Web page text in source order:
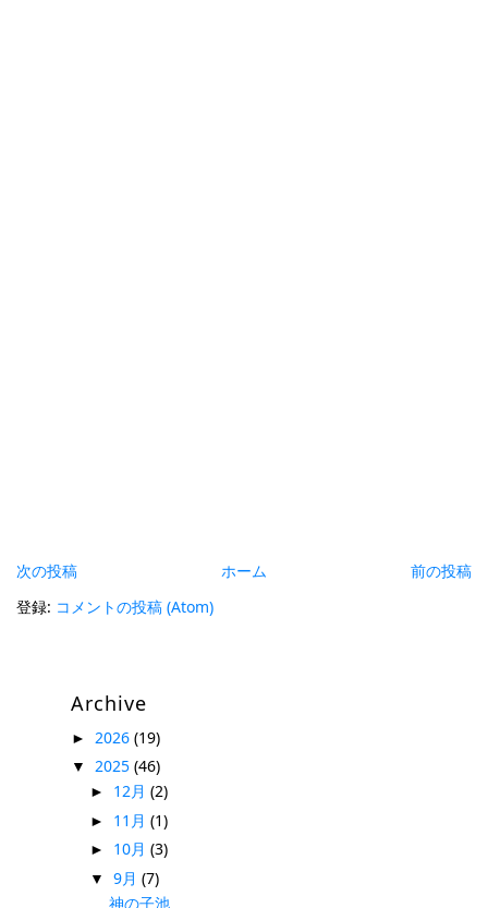
次の投稿 前の投稿
ホーム
登録: コメントの投稿 (Atom)
Archive
► 2026 (19)
▼ 2025 (46)
► 12月 (2)
► 11月 (1)
► 10月 (3)
▼ 9月 (7)
神の子池